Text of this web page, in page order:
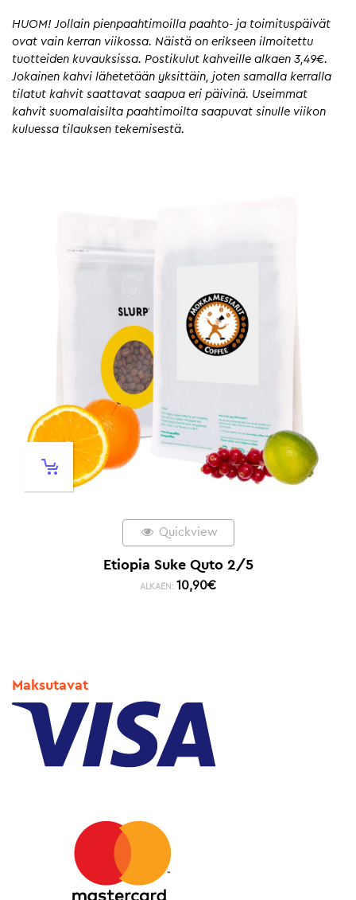
HUOM! Jollain pienpaahtimoilla paahto- ja toimituspäivät
ovat vain kerran viikossa. Näistä on erikseen ilmoitettu
tuotteiden kuvauksissa. Postikulut kahveille alkaen 3,49€.
Jokainen kahvi lähetetään yksittäin, joten samalla kerralla
tilatut kahvit saattavat saapua eri päivinä. Useimmat
kahvit suomalaisilta paahtimoilta saapuvat sinulle viikon
kuluessa tilauksen tekemisestä.
Quickview
Etiopia Suke Quto 2/5
ALKAEN: 10,90€
Maksutavat